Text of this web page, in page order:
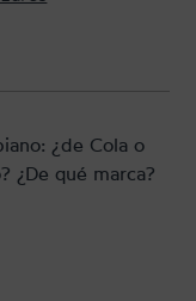
¿de Cola o
¿De qué marca?